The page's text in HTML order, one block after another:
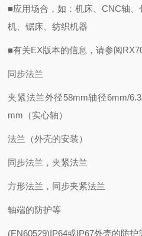
■应用场合，如：机床、CNC轴
机、锯床、纺织机器
■有关EX版本的信息，请参阅
同步法兰
夹紧法兰外径58mm轴径6mm/
mm（实心轴）
法兰（外壳的安装）
同步法兰，夹紧法兰
方形法兰，同步夹紧法兰
轴端的防护等
(EN60529)IP64或IP67外壳的防护